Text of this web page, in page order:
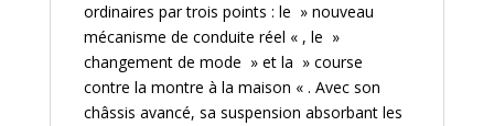
ordinaires par trois points : le » nouveau
mécanisme de conduite réel « , le »
changement de mode » et la » course
contre la montre à la maison « . Avec son
châssis avancé, sa suspension absorbant les